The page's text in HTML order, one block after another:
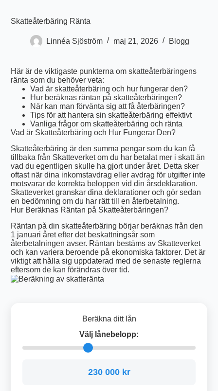
Skatteåterbäring Ränta
Linnéa Sjöström maj 21, 2026 Blogg
Här är de viktigaste punkterna om skatteåterbäringens
ränta som du behöver veta:
Vad är skatteåterbäring och hur fungerar den?
Hur beräknas räntan på skatteåterbäringen?
När kan man förvänta sig att få återbäringen?
Tips för att hantera sin skatteåterbäring effektivt
Vanliga frågor om skatteåterbäring och ränta
Vad är Skatteåterbäring och Hur Fungerar Den?
Skatteåterbäring är den summa pengar som du kan få
tillbaka från Skatteverket om du har betalat mer i skatt än
vad du egentligen skulle ha gjort under året. Detta sker
oftast när dina inkomstavdrag eller avdrag för utgifter inte
motsvarar de korrekta beloppen vid din årsdeklaration.
Skatteverket granskar dina deklarationer och gör sedan
en bedömning om du har rätt till en återbetalning.
Hur Beräknas Räntan på Skatteåterbäringen?
Räntan på din skatteåterbäring börjar beräknas från den
1 januari året efter det beskattningsår som
återbetalningen avser. Räntan bestäms av Skatteverket
och kan variera beroende på ekonomiska faktorer. Det är
viktigt att hålla sig uppdaterad med de senaste reglerna
eftersom de kan förändras över tid.
Beräkna ditt lån
Välj lånebelopp:
230 000 kr